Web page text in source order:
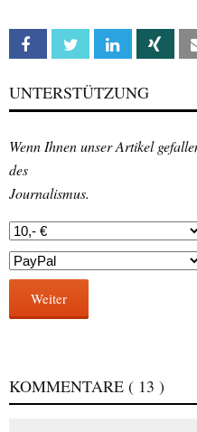
Facebook Twitter Linkedin Xing
UNTERSTÜTZUNG
Wenn Ihnen unser Artikel
des
Journalismus.
Weiter
KOMMENTARE ( 13 )